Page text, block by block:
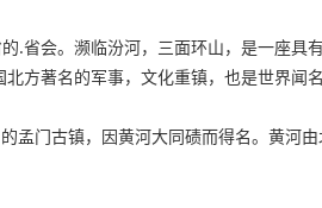
.省会。濒临汾河，三面环山，是一座
方著名的军事，文化重镇，也是世界闻
孟门古镇，因黄河大同碛而得名。黄河